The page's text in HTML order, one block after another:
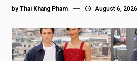
by Thai Khang Pham August 6, 2026